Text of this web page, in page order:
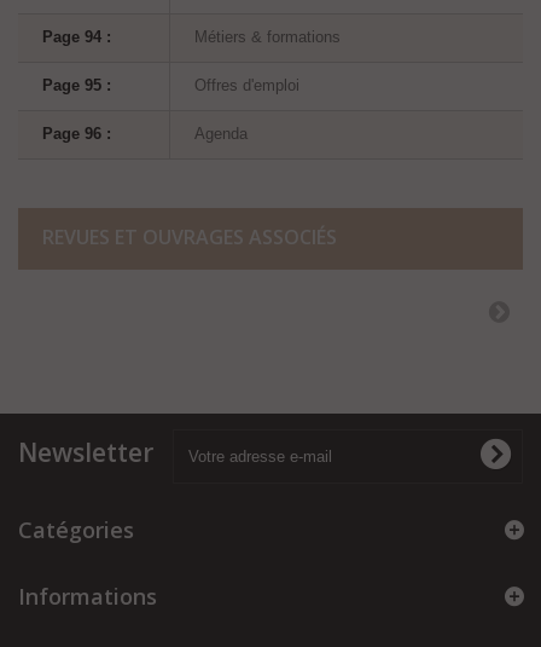
Page 94 : Métiers & formations
Page 95 : Offres d'emploi
Page 96 : Agenda
REVUES ET OUVRAGES ASSOCIÉS
Newsletter
Catégories
Informations